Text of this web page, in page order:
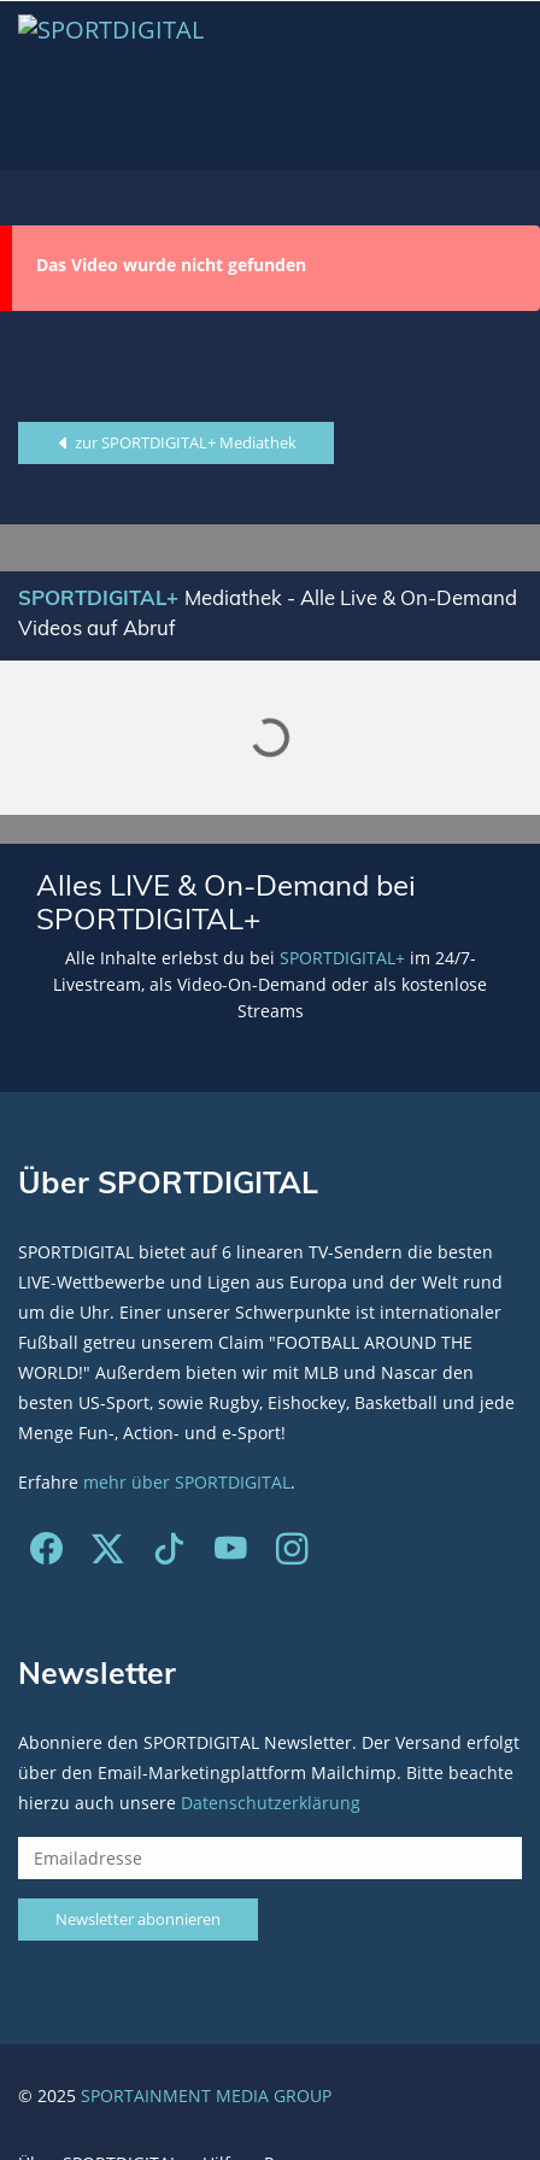
Das Video wurde nicht gefunden
zur SPORTDIGITAL+ Mediathek
SPORTDIGITAL+ Mediathek - Alle Live & On-Demand
Videos auf Abruf
Lade SPORTDIGITAL+ Mediathek
Alles LIVE & On-Demand bei
SPORTDIGITAL+
Alle Inhalte erlebst du bei SPORTDIGITAL+im 24/7-
Livestream, als Video-On-Demand oder als kostenlose
Streams
Über SPORTDIGITAL
SPORTDIGITAL bietet auf 6 linearen TV-Sendern die besten
LIVE-Wettbewerbe und Ligen aus Europa und der Welt rund
um die Uhr. Einer unserer Schwerpunkte ist internationaler
Fußball getreu unserem Claim "FOOTBALL AROUND THE
WORLD!" Außerdem bieten wir mit MLB und Nascar den
besten US-Sport, sowie Rugby, Eishockey, Basketball und jede
Menge Fun-, Action- und e-Sport!
Erfahre mehr über SPORTDIGITAL.
Newsletter
Abonniere den SPORTDIGITAL Newsletter. Der Versand erfolgt
über den Email-Marketingplattform Mailchimp. Bitte beachte
hierzu auch unsere Datenschutzerklärung
© 2025 SPORTAINMENT MEDIA GROUP